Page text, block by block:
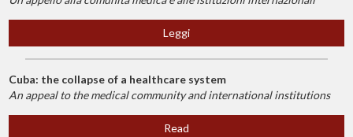
Leggi
Cuba: the collapse of a healthcare system
An appeal to the medical community and international institutions
Read